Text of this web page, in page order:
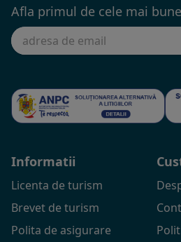
Afla primul de cele mai
Informatii
Licenta de turism
Brevet de turism
Polita de asigurare